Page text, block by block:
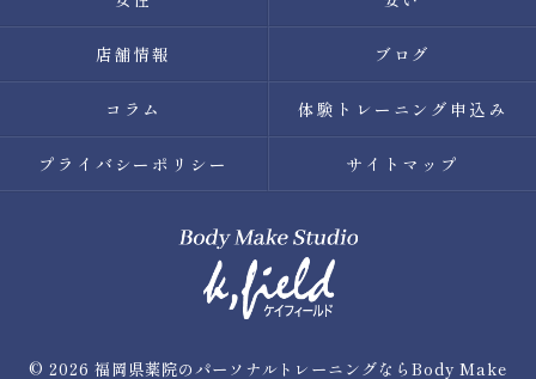
店舗情報 ブログ
コラム 体験トレーニング申込み
プライバシーポリシー サイトマップ
© 2026 福岡県薬院のパーソナルトレーニングならBody Make